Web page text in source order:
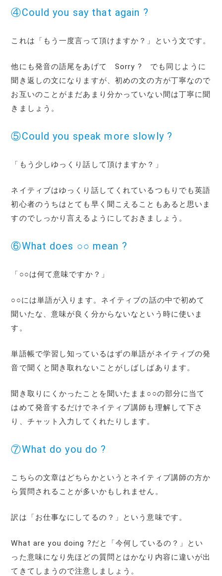
④Could you say that again ?
これは「もう一度言って頂けますか？」という文です。
他にも発音の語尾をあげて Sorry ? でも同じように
聞き返しの文になりますが、初めの文の方が丁寧なので
お互いのことがまだあまり分かっていない間は丁寧に聞
きましょう。
⑤Could you speak more slowly ?
「もう少しゆっくり話して頂けますか？」
ネイティブはゆっくり話してくれているつもりでも英語
初心者のうちはとても早く聞こえることもあると思いま
すのでしっかり言えるようにしておきましょう。
⑥What does ○○ mean ?
「○○は何て意味ですか？」
○○には単語が入ります。ネイティブの話の中で初めて
聞いたな、意味が良く分からないなという時に使いま
す。
単語帳で学習し知っているはずの単語がネイティブの発
音で聞くと聞き取れないことがしばしばあります。
聞き取りにくかったことを聞いたまま○○の部分に当て
はめて発音するだけでネイティブ講師も理解して下さ
り、チャット入力してくれたりします。
⑦What do you do ?
こちらの文章はどちらかというとネイティブ講師の方か
ら質問されることが多いかもしれません。
訳は「お仕事なにしてるの？」という意味です。
What are you doing ?だと「今何しているの？」とい
った意味になり先ほどの質問とはかなり内容に違いが出
てきてしまうので注意しましょう。